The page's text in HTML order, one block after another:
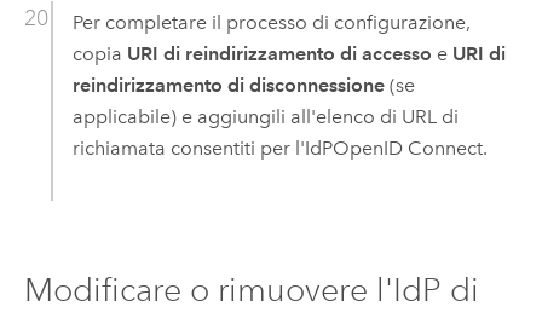
Per completare il processo di configurazione,
copia URI di reindirizzamento di accesso e URI di
reindirizzamento di disconnessione(se
applicabile) e aggiungili all'elenco di URL di
richiamata consentiti per l'IdPOpenID Connect.
Modificare o rimuovere l'IdP di